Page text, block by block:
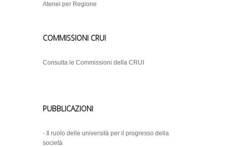
Atenei per Regione
COMMISSIONI CRUI
Consulta le Commissioni della CRUI
PUBBLICAZIONI
-
Il ruolo delle università per il progresso della
società